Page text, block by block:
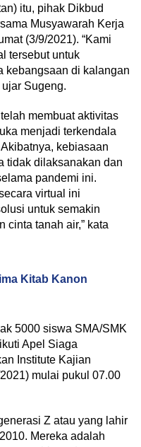
itu, pihak Dikbud
Musyawarah Kerja
(3/9/2021). “Kami
tersebut untuk
kebangsaan di kalangan
Sugeng.
membuat aktivitas
menjadi terkendala
kebiasaan
tidak dilaksanakan dan
pandemi ini.
virtual ini
untuk semakin
cinta tanah air,” kata
Kitab Kanon
5000 siswa SMA/SMK
Apel Siaga
Institute Kajian
mulai pukul 07.00
Z atau yang lahir
Mereka adalah